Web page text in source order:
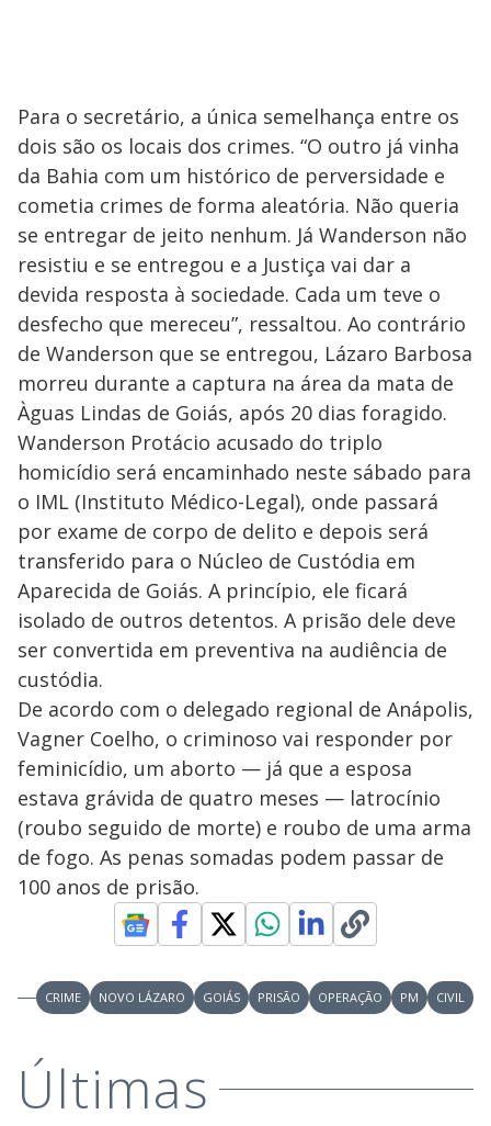
Para o secretário, a única semelhança entre os
dois são os locais dos crimes. “O outro já vinha
da Bahia com um histórico de perversidade e
cometia crimes de forma aleatória. Não queria
se entregar de jeito nenhum. Já Wanderson não
resistiu e se entregou e a Justiça vai dar a
devida resposta à sociedade. Cada um teve o
desfecho que mereceu”, ressaltou. Ao contrário
de Wanderson que se entregou, Lázaro Barbosa
morreu durante a captura na área da mata de
Àguas Lindas de Goiás, após 20 dias foragido.
Wanderson Protácio acusado do triplo
homicídio será encaminhado neste sábado para
o IML (Instituto Médico-Legal), onde passará
por exame de corpo de delito e depois será
transferido para o Núcleo de Custódia em
Aparecida de Goiás. A princípio, ele ficará
isolado de outros detentos. A prisão dele deve
ser convertida em preventiva na audiência de
custódia.
De acordo com o delegado regional de Anápolis,
Vagner Coelho, o criminoso vai responder por
feminicídio, um aborto — já que a esposa
estava grávida de quatro meses — latrocínio
(roubo seguido de morte) e roubo de uma arma
de fogo. As penas somadas podem passar de
100 anos de prisão.
CRIME NOVO LÁZARO GOIÁS PRISÃO OPERAÇÃO PM CIVIL
Últimas